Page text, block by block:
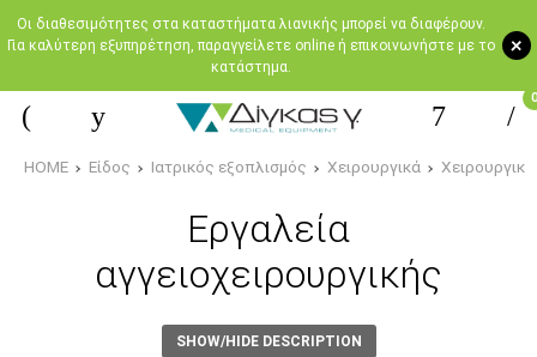
+
Oι διαθεσιμότητες στα καταστήματα λιανικής μπορεί να διαφέρουν.
Για καλύτερη εξυπηρέτηση, παραγγείλετε online ή επικοινωνήστε με το
κατάστημα.
0
HOME Είδος Ιατρικός εξοπλισμός Χειρουργικά
Εργαλεία
αγγειοχειρουργικής
SHOW/HIDE DESCRIPTION